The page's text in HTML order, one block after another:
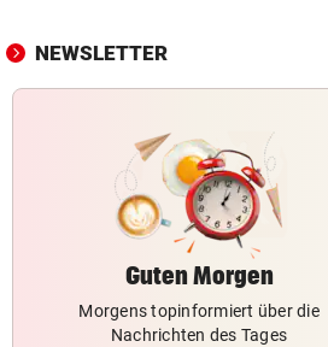
NEWSLETTER
Guten Morgen
Morgens topinformiert über die
Nachrichten des Tages